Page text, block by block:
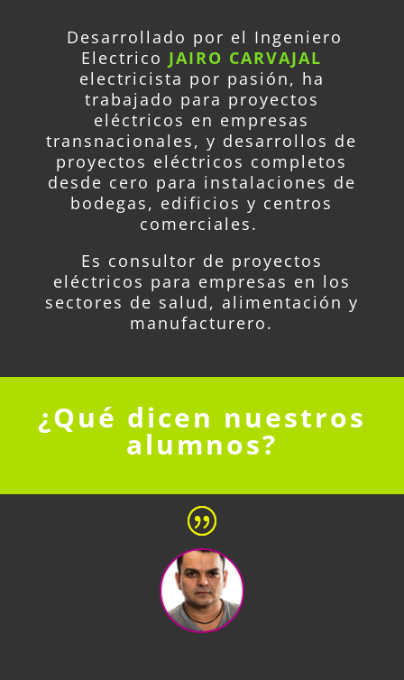
Desarrollado por el Ingeniero
Electrico JAIRO CARVAJAL
electricista por pasión, ha
trabajado para proyectos
eléctricos en empresas
transnacionales, y desarrollos de
proyectos eléctricos completos
desde cero para instalaciones de
bodegas, edificios y centros
comerciales.
Es consultor de proyectos
eléctricos para empresas en los
sectores de salud, alimentación y
manufacturero.
¿Qué dicen nuestros
alumnos?